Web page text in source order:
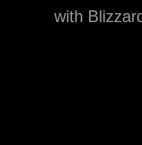
with